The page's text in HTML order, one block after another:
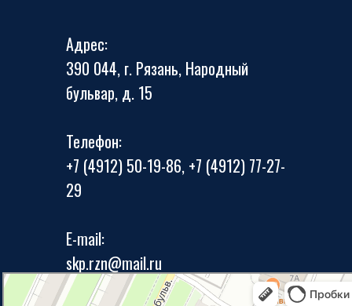
Адрес:
390 044, г. Рязань, Народный
бульвар, д. 15
Телефон:
+7 (4912) 50-19-86, +7 (4912) 77-27-
29
E-mail:
skp.rzn@mail.ru
Панорама
Строительная компания в Рязани
Проектная организация в Рязани